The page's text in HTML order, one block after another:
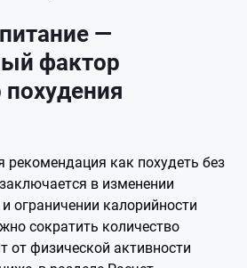
—
фактор
рекомендация как похудеть без
в изменении
ограничении калорийности
сократить количество
от физической активности